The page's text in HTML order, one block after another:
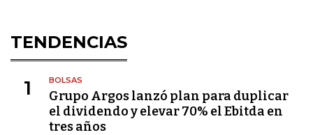
TENDENCIAS
1 BOLSAS
Grupo Argos lanzó plan para duplicar
el dividendo y elevar 70% el Ebitda en
tres años